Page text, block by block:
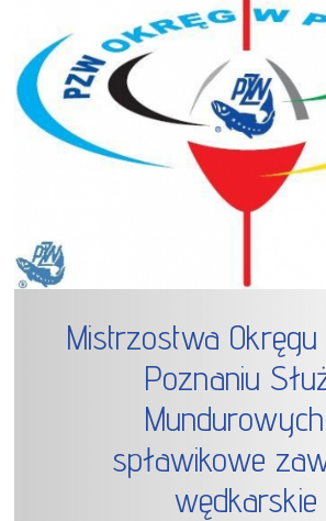
Mistrzostwa
Poznaniu
spławikowe
wędkarskie